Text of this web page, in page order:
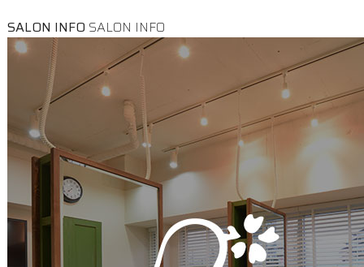
SALON INFO SALON INFO